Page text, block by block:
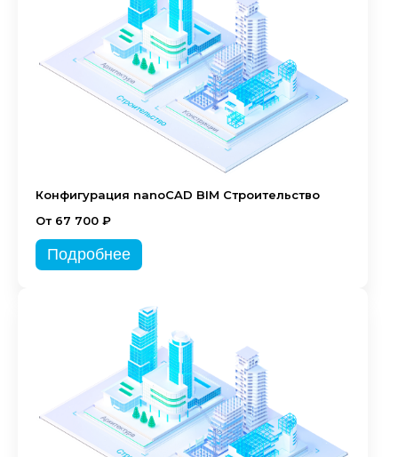
Конфигурация nanoCAD BIM Строительство
От 67 700 ₽
Подробнее